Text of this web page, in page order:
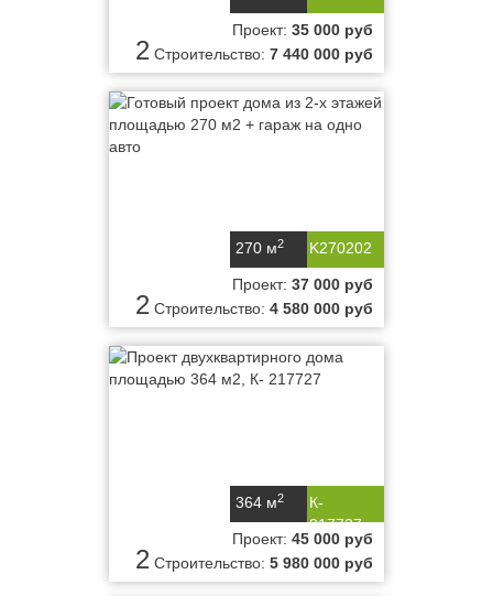
2
Проект: 35 000 руб
Строительство: 7 440 000 руб
K270202
270 м2
2
Проект: 37 000 руб
Строительство: 4 580 000 руб
К-
217727
364 м2
2
Проект: 45 000 руб
Строительство: 5 980 000 руб